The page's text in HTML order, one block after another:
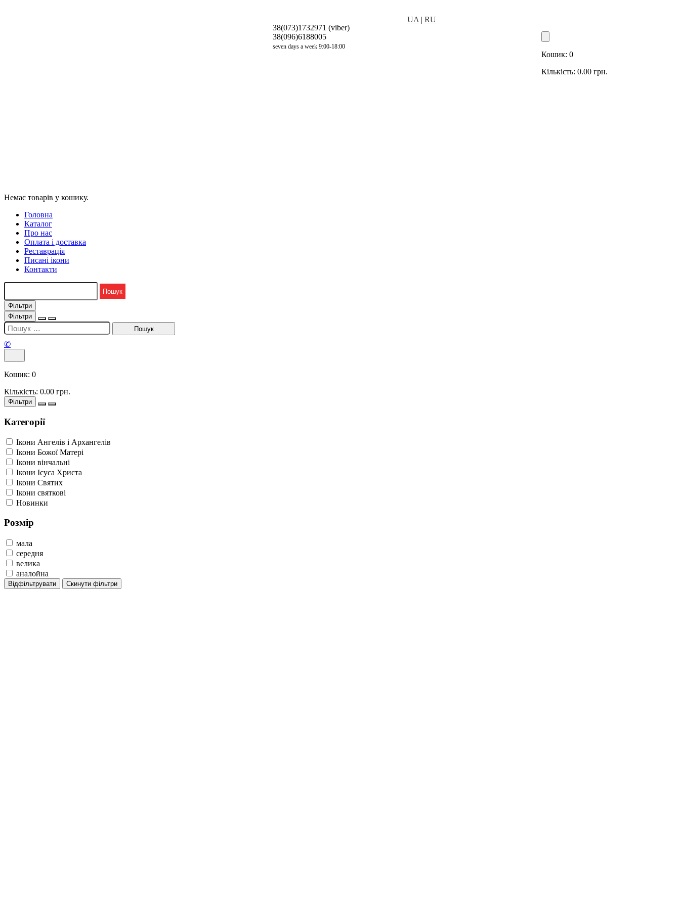
38(073)1732971 (viber)
38(096)6188005
seven days a week 9:00-18:00
UA | RU
Кошик:0
Кількість:0.00грн.
Немає товарів у кошику.
Головна
Каталог
Про нас
Оплата і доставка
Реставрація
Писані ікони
Контакти
Фільтри
Фільтри
✆
Кошик: 0
Кількість: 0.00 грн.
Фільтри
Категорії
Ікони Ангелів і Архангелів
Ікони Божої Матері
Ікони вінчальні
Ікони Ісуса Христа
Ікони Святих
Ікони святкові
Новинки
Розмір
мала
середня
велика
аналойна
Відфільтрувати Скинути фільтри